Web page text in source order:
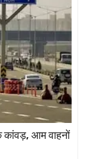
आम वाहनों